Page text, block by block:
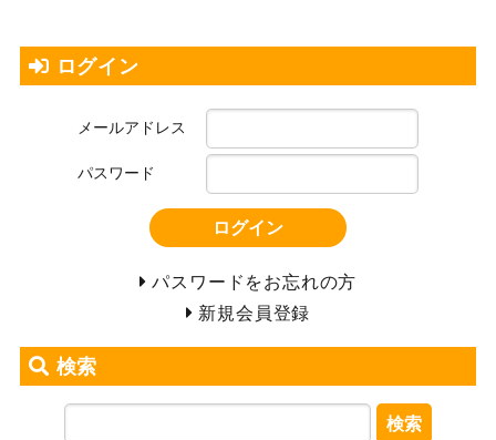
ログイン
メールアドレス
パスワード
ログイン
パスワードをお忘れの方
新規会員登録
検索
検索